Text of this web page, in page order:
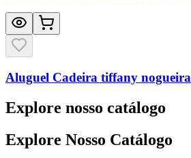
Aluguel Cadeira tiffany nogueira
Explore nosso catálogo
Explore Nosso Catálogo